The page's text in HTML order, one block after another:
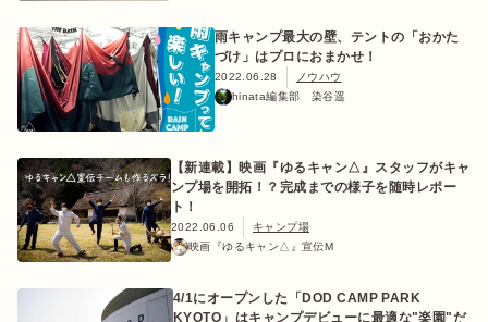
雨キャンプ最大の壁、テントの「おかた
づけ」はプロにおまかせ！
2022.06.28
ノウハウ
hinata編集部 染谷遥
【新連載】映画『ゆるキャン△』スタッフがキャ
ンプ場を開拓！？完成までの様子を随時レポー
ト！
2022.06.06
キャンプ場
映画『ゆるキャン△』宣伝M
4/1にオープンした「DOD CAMP PARK
KYOTO」はキャンプデビューに最適な"楽園"だ